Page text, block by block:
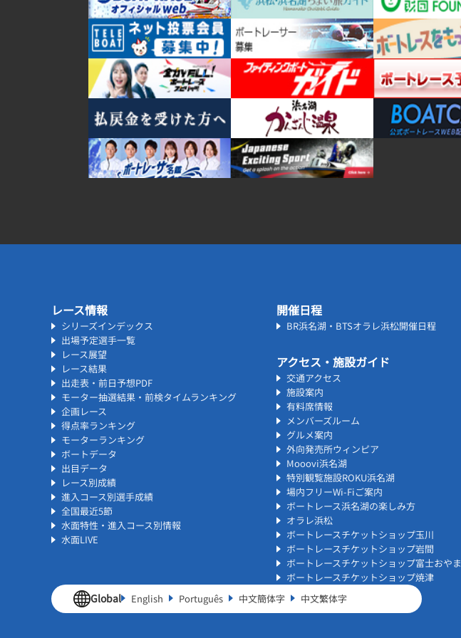
レース情報
シリーズインデックス
出場予定選手一覧
レース展望
レース結果
出走表・前日予想PDF
モーター抽選結果・前検タイムランキング
企画レース
得点率ランキング
モーターランキング
ボートデータ
出目データ
レース別成績
進入コース別選手成績
全国最近5節
水面特性・進入コース別情報
水面LIVE
開催日程
BR浜名湖・BTSオラレ浜松開催日程
アクセス・施設ガイド
交通アクセス
施設案内
有料席情報
メンバーズルーム
グルメ案内
外向発売所ウィンピア
Mooovi浜名湖
特別観覧施設ROKU浜名湖
場内フリーWi-Fiご案内
ボートレース浜名湖の楽しみ方
オラレ浜松
ボートレースチケットショップ玉川
ボートレースチケットショップ岩間
ボートレースチケットショップ富士おやま
ボートレースチケットショップ焼津
Global English Português 中文簡体字 中文繁体字